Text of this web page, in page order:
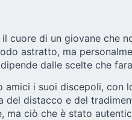
cuore di un giovane che
astratto, ma
dalle scelte che
amici i suoi discepoli,
distacco e del
ciò che è stato